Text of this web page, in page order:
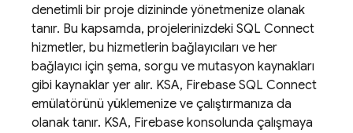
denetimli bir proje dizininde yönetmenize olanak
tanır. Bu kapsamda, projelerinizdeki SQL Connect
hizmetler, bu hizmetlerin bağlayıcıları ve her
bağlayıcı için şema, sorgu ve mutasyon kaynakları
gibi kaynaklar yer alır. KSA, Firebase SQL Connect
emülatörünü yüklemenize ve çalıştırmanıza da
olanak tanır. KSA, Firebase konsolunda çalışmaya